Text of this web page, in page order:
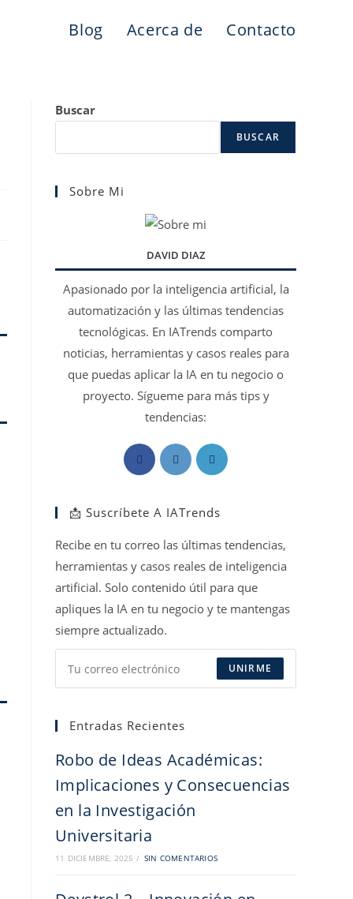
Blog Acerca de Contacto
Buscar
BUSCAR
Sobre Mi
DAVID DIAZ
Apasionado por la inteligencia artificial, la
automatización y las últimas tendencias
tecnológicas. En IATrends comparto
noticias, herramientas y casos reales para
que puedas aplicar la IA en tu negocio o
proyecto. Sígueme para más tips y
tendencias:
Se
abre
una
pestaña
Se
abre
una
pestaña
Se
pestaña
📩 Suscríbete A IATrends
Recibe en tu correo las últimas tendencias,
herramientas y casos reales de inteligencia
artificial. Solo contenido útil para que
apliques la IA en tu negocio y te mantengas
siempre actualizado.
UNIRME
Entradas Recientes
Robo de Ideas Académicas:
Implicaciones y Consecuencias
en la Investigación
Universitaria
11 DICIEMBRE, 2025 / SIN COMENTARIOS